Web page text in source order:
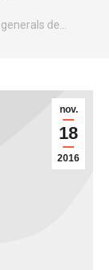
de…
nov.
18
2016